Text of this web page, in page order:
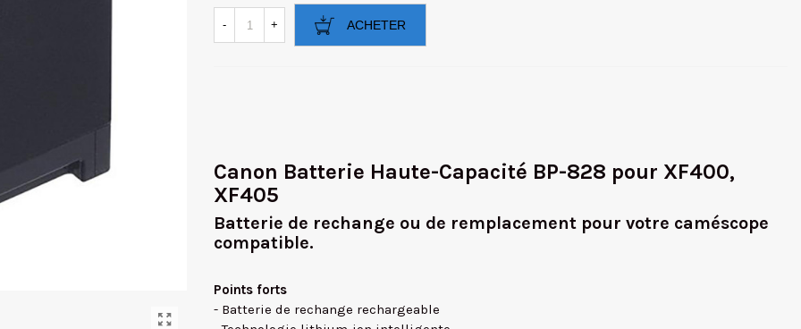
- + ACHETER
Canon Batterie Haute-Capacité BP-828 pour XF400,
XF405
Batterie de rechange ou de remplacement pour votre caméscope
compatible.
Points forts
- Batterie de rechange rechargeable